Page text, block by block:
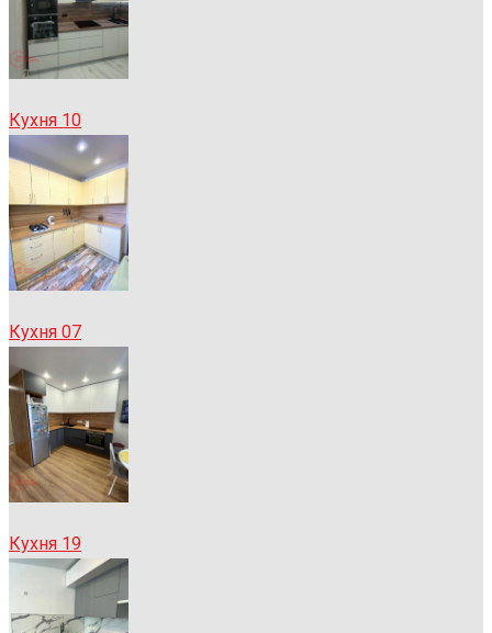
Кухня 10
Кухня 07
Кухня 19